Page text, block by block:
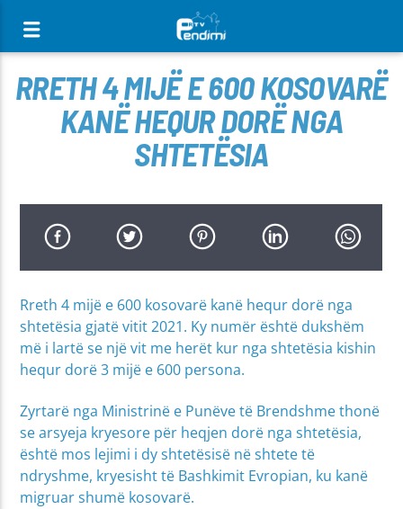
RRETH 4 MIJË E 600 KOSOVARË
KANË HEQUR DORË NGA
SHTETËSIA
Rreth 4 mijë e 600 kosovarë kanë hequr dorë nga
shtetësia gjatë vitit 2021. Ky numër është dukshëm
më i lartë se një vit me herët kur nga shtetësia kishin
hequr dorë 3 mijë e 600 persona.
Zyrtarë nga Ministrinë e Punëve të Brendshme thonë
se arsyeja kryesore për heqjen dorë nga shtetësia,
është mos lejimi i dy shtetësisë në shtete të
ndryshme, kryesisht të Bashkimit Evropian, ku kanë
migruar shumë kosovarë.